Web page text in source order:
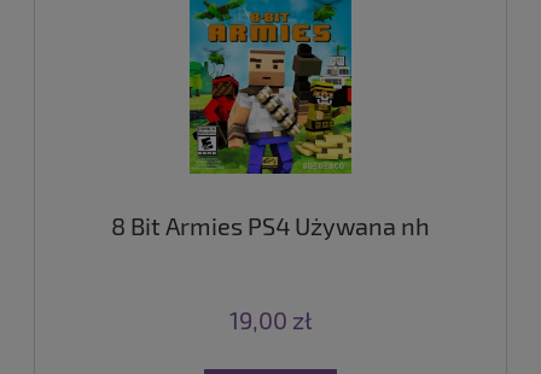
8 Bit Armies PS4 Używana nh
19,00 zł